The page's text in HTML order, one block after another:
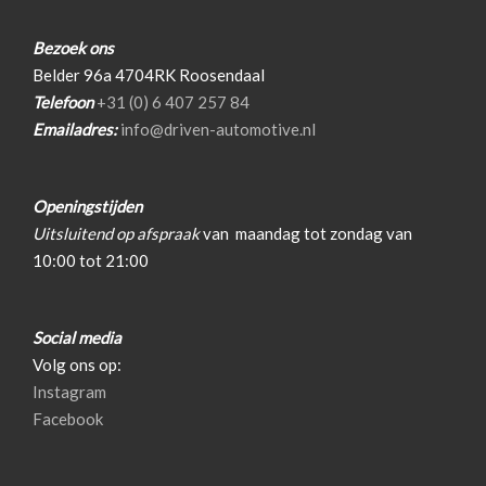
Electronic climate control
Automatische airco
Verwarmde voorruit
Parkeersensoren
Multimedia voorbereiding
Vermoeidheidsherkenning
Armsteun voor en achter
Regensensor
Lendesteunen verstelbaar
Volledig digitaal instrumentenpaneel
Zij airbag(s) voor
Achterbank in delen neerklapbaar
Airco automatisch
Armsteun voor
Binnenspiegel automatisch dimmend
Carbonafwerking interieur
Bezoek ons
Belder 96a 4704RK Roosendaal
Telefoon+31 (0) 6 407 257 84
Emailadres:info@driven-automotive.nl
Openingstijden
Uitsluitend op afspraakvan maandag tot zondag van
10:00 tot 21:00
Social media
Volg ons op:
Instagram
Facebook